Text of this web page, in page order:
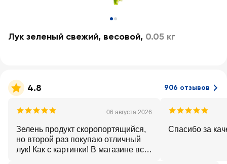
Лук зеленый свежий, весовой, 0.05 кг
4.8 906 отзывов
06 августа 2026
Зелень продукт скоропортящийся,
но второй раз покупаю отличный
лук! Как с картинки! В магазине всё
Спасибо за